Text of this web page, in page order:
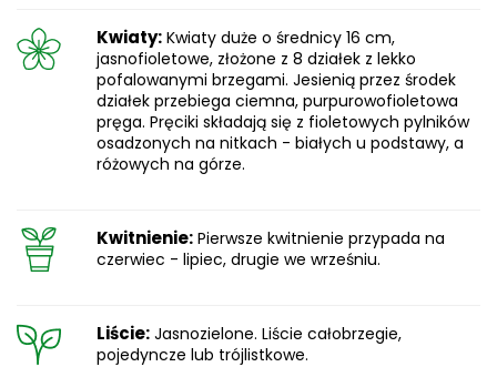
Kwiaty: Kwiaty duże o średnicy 16 cm,
jasnofioletowe, złożone z 8 działek z lekko
pofalowanymi brzegami. Jesienią przez środek
działek przebiega ciemna, purpurowofioletowa
pręga. Pręciki składają się z fioletowych pylników
osadzonych na nitkach - białych u podstawy, a
różowych na górze.
Kwitnienie: Pierwsze kwitnienie przypada na
czerwiec - lipiec, drugie we wrześniu.
Liście: Jasnozielone. Liście całobrzegie,
pojedyncze lub trójlistkowe.